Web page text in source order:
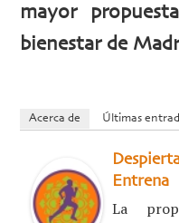
mayor
bienestar de
Acerca de Últimas
Entrena
La